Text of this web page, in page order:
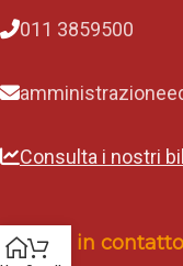
011 3859500
Consulta i nostri
Rimani in contatto